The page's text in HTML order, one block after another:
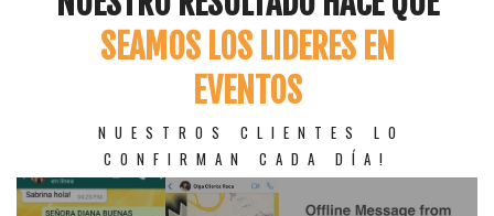
SEAMOS LOS LIDERES EN
EVENTOS
NUESTROS CLIENTES LO
CONFIRMAN CADA DÍA!